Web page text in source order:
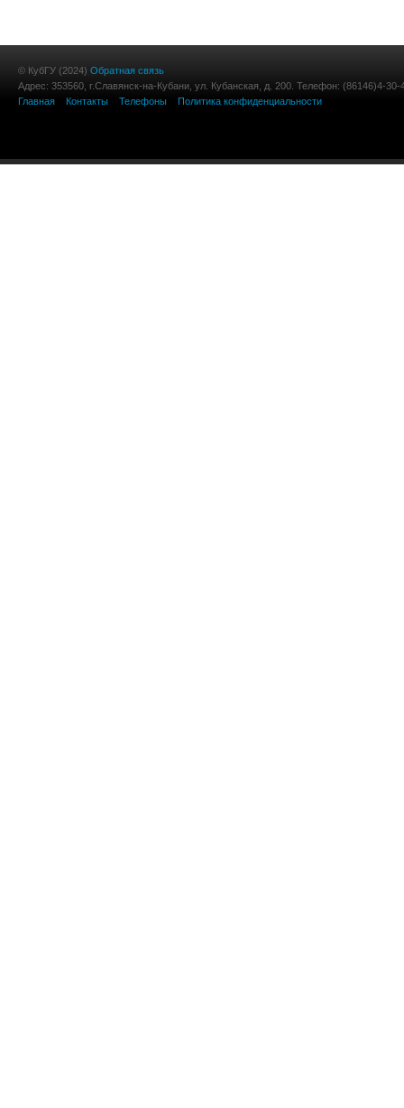
© КубГУ (2024) Обратная связь
Адрес: 353560, г.Славянск-на-Кубани, ул. Кубанская, д. 200. Телефон: (86146)4-30-
Главная
Контакты Телефоны Политика конфиденциальности